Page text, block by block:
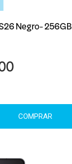
Negro- 256GB
COMPRAR